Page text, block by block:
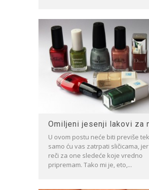
Omiljeni jesenji lakovi za
U ovom postu neće biti previše
samo ću vas zatrpati sličicama,
reči za one sledeće koje vredno
pripremam. Tako mi je, eto,...